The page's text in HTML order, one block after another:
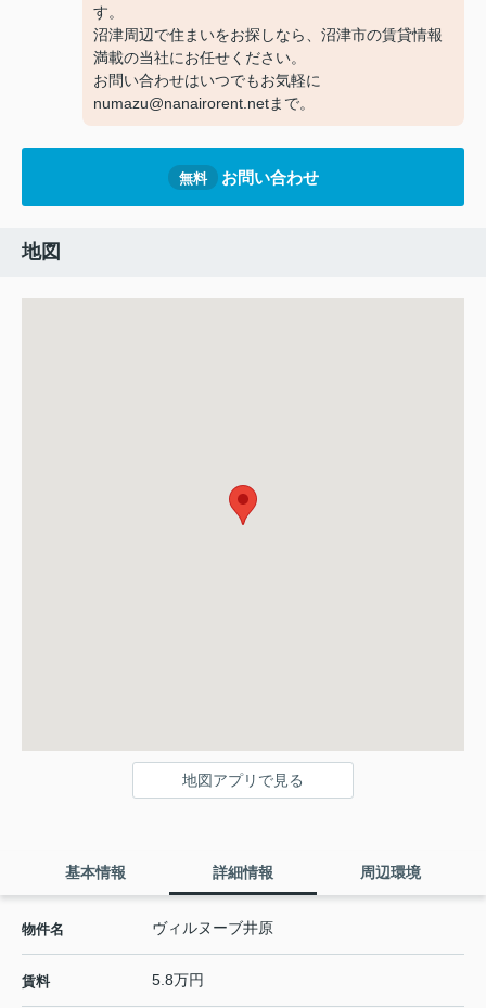
す。
沼津周辺で住まいをお探しなら、沼津市の賃貸情報
満載の当社にお任せください。
お問い合わせはいつでもお気軽に
numazu@nanairorent.netまで。
無料 お問い合わせ
地図
地図アプリで見る
基本情報 詳細情報 周辺環境
物件名 ヴィルヌーブ井原
賃料 5.8万円